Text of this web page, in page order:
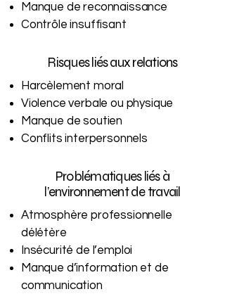
Manque de reconnaissance
Contrôle insuffisant
Risques liés aux relations
Harcèlement moral
Violence verbale ou physique
Manque de soutien
Conflits interpersonnels
Problématiques liés à
l’environnement de travail
Atmosphère professionnelle
délétère
Insécurité de l’emploi
Manque d’information et de
communication